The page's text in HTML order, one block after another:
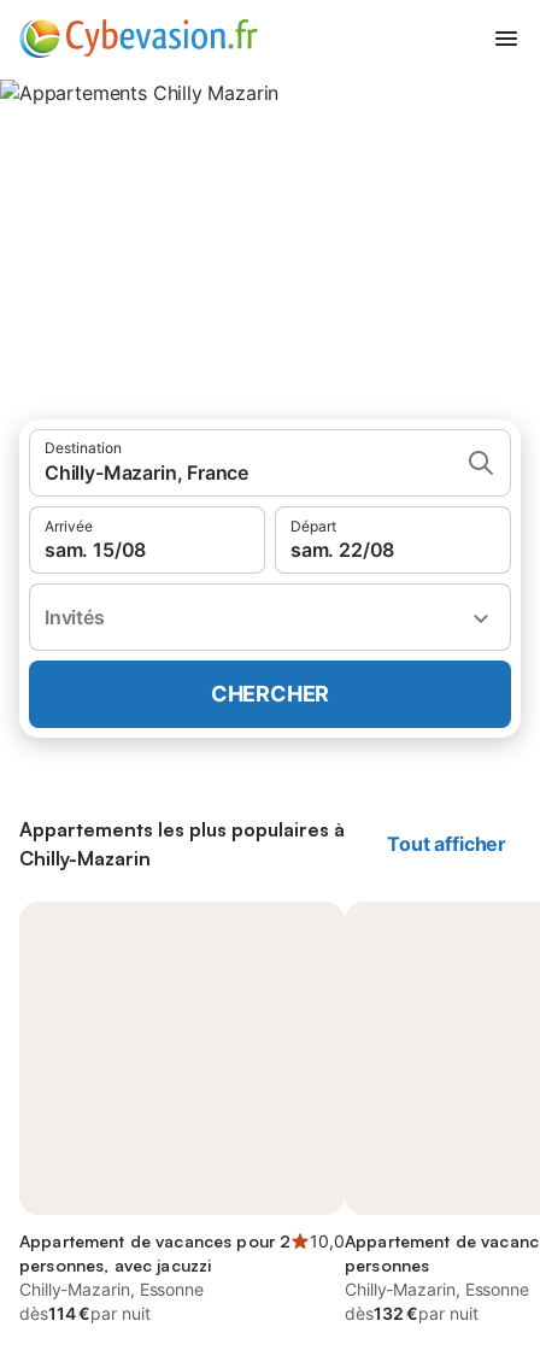
Destination
Chilly-Mazarin, France
Arrivée
sam. 15/08
Départ
sam. 22/08
Invités
CHERCHER
Appartements les plus populaires à
Chilly-Mazarin
Tout afficher
Appartement de vacances pour 2
personnes, avec jacuzzi
10,0
Chilly-Mazarin, Essonne
dès114 €par nuit
Appartement de
personnes
Chilly-Mazarin, Essonne
dès132 €par nuit